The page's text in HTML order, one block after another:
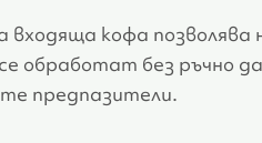
кофа позволява
обработат без ръчно
предпазители.